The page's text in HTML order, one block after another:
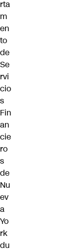
rta
m
en
to
de
Se
rvi
cio
s
Fin
an
cie
ro
s
de
Nu
ev
a
Yo
rk
du